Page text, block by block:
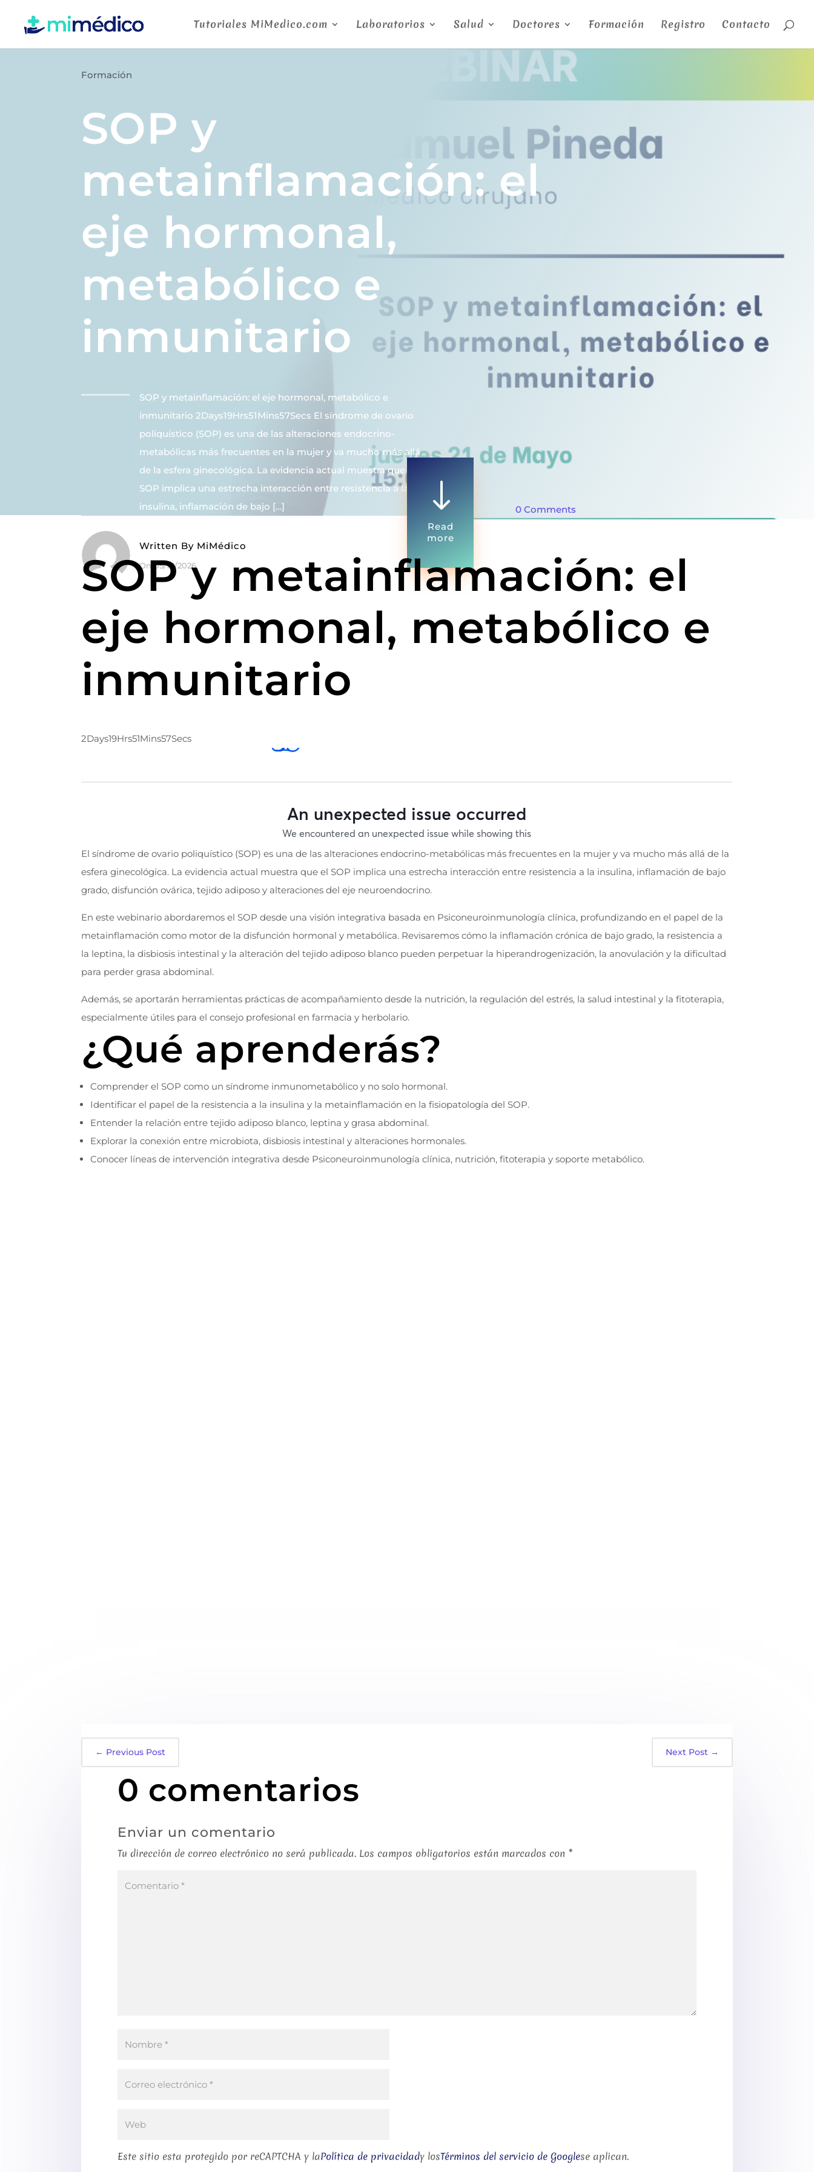
Tutoriales MiMedico.com Laboratorios Salud Doctores Formación Registro Contacto
Formación
SOP y
metainflamación: el
eje hormonal,
metabólico e
inmunitario
SOP y metainflamación: el eje hormonal, metabólico e
inmunitario 2Days19Hrs51Mins57Secs El síndrome de ovario
poliquístico (SOP) es una de las alteraciones endocrino-
metabólicas más frecuentes en la mujer y va mucho más allá
de la esfera ginecológica. La evidencia actual muestra que el
SOP implica una estrecha interacción entre resistencia a la
insulina, inflamación de bajo […]
Written By MiMédico
On 05/18/2026
"
Read
more
0 Comments
SOP y metainflamación: el
eje hormonal, metabólico e
inmunitario
2Days19Hrs51Mins57Secs
El síndrome de ovario poliquístico (SOP) es una de las alteraciones endocrino-metabólicas más frecuentes en la mujer y va mucho más allá de la
esfera ginecológica. La evidencia actual muestra que el SOP implica una estrecha interacción entre resistencia a la insulina, inflamación de bajo
grado, disfunción ovárica, tejido adiposo y alteraciones del eje neuroendocrino.
En este webinario abordaremos el SOP desde una visión integrativa basada en Psiconeuroinmunología clínica, profundizando en el papel de la
metainflamación como motor de la disfunción hormonal y metabólica. Revisaremos cómo la inflamación crónica de bajo grado, la resistencia a
la leptina, la disbiosis intestinal y la alteración del tejido adiposo blanco pueden perpetuar la hiperandrogenización, la anovulación y la dificultad
para perder grasa abdominal.
Además, se aportarán herramientas prácticas de acompañamiento desde la nutrición, la regulación del estrés, la salud intestinal y la fitoterapia,
especialmente útiles para el consejo profesional en farmacia y herbolario.
¿Qué aprenderás?
Comprender el SOP como un síndrome inmunometabólico y no solo hormonal.
Identificar el papel de la resistencia a la insulina y la metainflamación en la fisiopatología del SOP.
Entender la relación entre tejido adiposo blanco, leptina y grasa abdominal.
Explorar la conexión entre microbiota, disbiosis intestinal y alteraciones hormonales.
Conocer líneas de intervención integrativa desde Psiconeuroinmunología clínica, nutrición, fitoterapia y soporte metabólico.
← Previous Post Next Post→
0 comentarios
Enviar un comentario
Tu dirección de correo electrónico no será publicada. Los campos obligatorios están marcados con *
Este sitio esta protegido por reCAPTCHA y laPolítica de privacidady losTérminos del servicio de Googlese aplican.